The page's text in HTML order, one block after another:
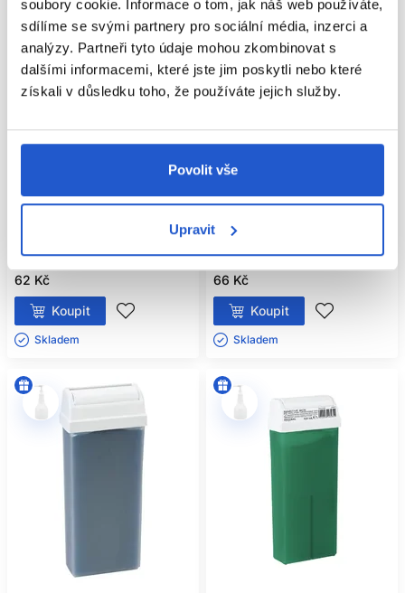
soubory cookie. Informace o tom, jak náš web používáte,
sdílíme se svými partnery pro sociální média, inzerci a
analýzy. Partneři tyto údaje mohou zkombinovat s
dalšími informacemi, které jste jim poskytli nebo které
získali v důsledku toho, že používáte jejich služby.
Povolit vše
Upravit
DEPILACE
Depilace neodstraňuje chloupky natrvalo a nemění počet
vlasových folikulů. Při pravidelném vytrhávání mohou
některé chloupky působit jemněji, ale výsledek je
individuální. Krátké chloupky nebo chloupky v jiné růstové
MAXI PRO depilační vosk 110ml,
vanilkový zjemňující
Kosmetické pomůcky
62 Kč
Koupit
Skladem ㅤ
epilační vosk 100ml
Sibel
Kosmetické pomůcky
66 Kč
Koupit
Skladem ㅤ